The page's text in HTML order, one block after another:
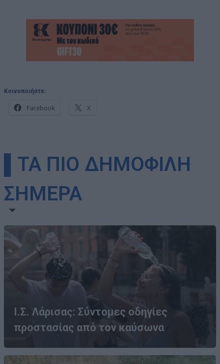
Κοινοποιήστε:
Facebook X
▌ΤΑ ΠΙΟ ΔΗΜΟΦΙΛΗ
ΣΗΜΕΡΑ
Ι.Σ. Λάρισας: Σύντομες οδηγίες
προστασίας από τον καύσωνα